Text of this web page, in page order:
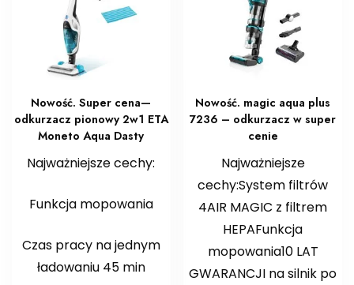
Nowość. Super cena—
odkurzacz pionowy 2w1 ETA
Moneto Aqua Dasty
Najważniejsze cechy:
Funkcja mopowania
Czas pracy na jednym
ładowaniu 45 min
Nowość. magic aqua plus
7236 – odkurzacz w super
cenie
Najważniejsze
cechy:System filtrów
4AIR MAGIC z filtrem
HEPA​Funkcja
mopowania10 LAT
GWARANCJI na silnik po